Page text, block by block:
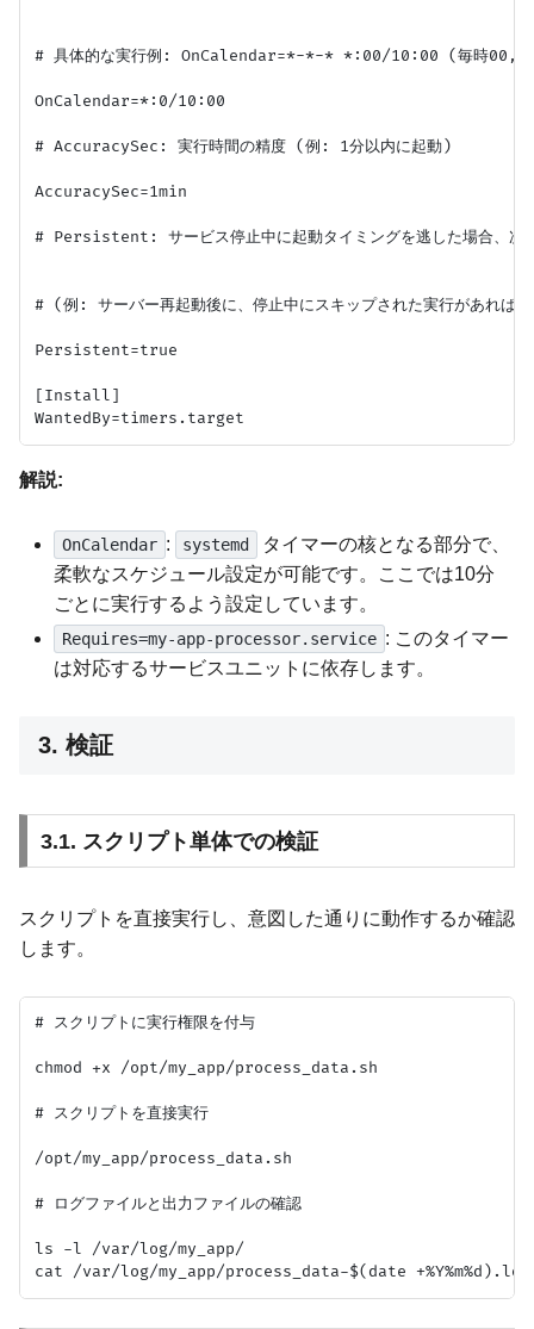
# 具体的な実行例: OnCalendar=*-*-* *:00/10:00 (毎時
OnCalendar=*:0/10:00
# AccuracySec: 実行時間の精度 (例: 1分以内に起動)
AccuracySec=1min
# Persistent: サービス停止中に起動タイミングを逃した場合、次
# (例: サーバー再起動後に、停止中にスキップされた実行があれば
Persistent=true
[Install]
解説:
OnCalendar : systemd
タイマーの核となる部分で、
柔軟なスケジュール設定が可能です。ここでは10分
ごとに実行するよう設定しています。
Requires=my-app-processor.service : このタイマー
は対応するサービスユニットに依存します。
3. 検証
3.1. スクリプト単体での検証
スクリプトを直接実行し、意図した通りに動作するか確認
します。
# スクリプトに実行権限を付与
chmod +x /opt/my_app/process_data.sh
# スクリプトを直接実行
/opt/my_app/process_data.sh
# ログファイルと出力ファイルの確認
ls -l /var/log/my_app/